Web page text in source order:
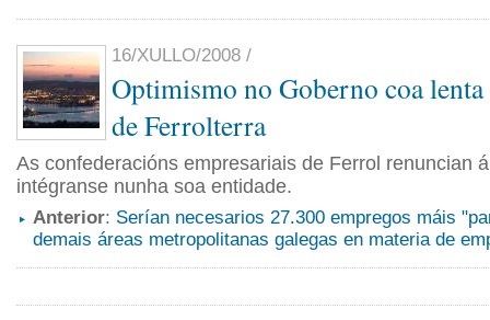
16/XULLO/2008 /
Optimismo no Goberno coa
de Ferrolterra
As confederacións empresariais de Ferrol renuncian
intégranse nunha soa entidade.
Anterior: Serían necesarios 27.300 empregos máis
demais áreas metropolitanas galegas en materia de